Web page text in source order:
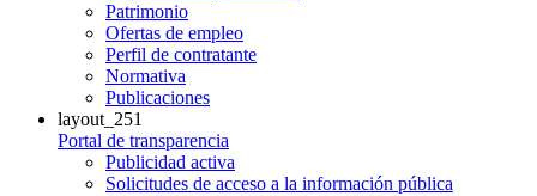
Patrimonio
Ofertas de empleo
Perfil de contratante
Normativa
Publicaciones
layout_251
Portal de transparencia
Publicidad activa
Solicitudes de acceso a la información pública